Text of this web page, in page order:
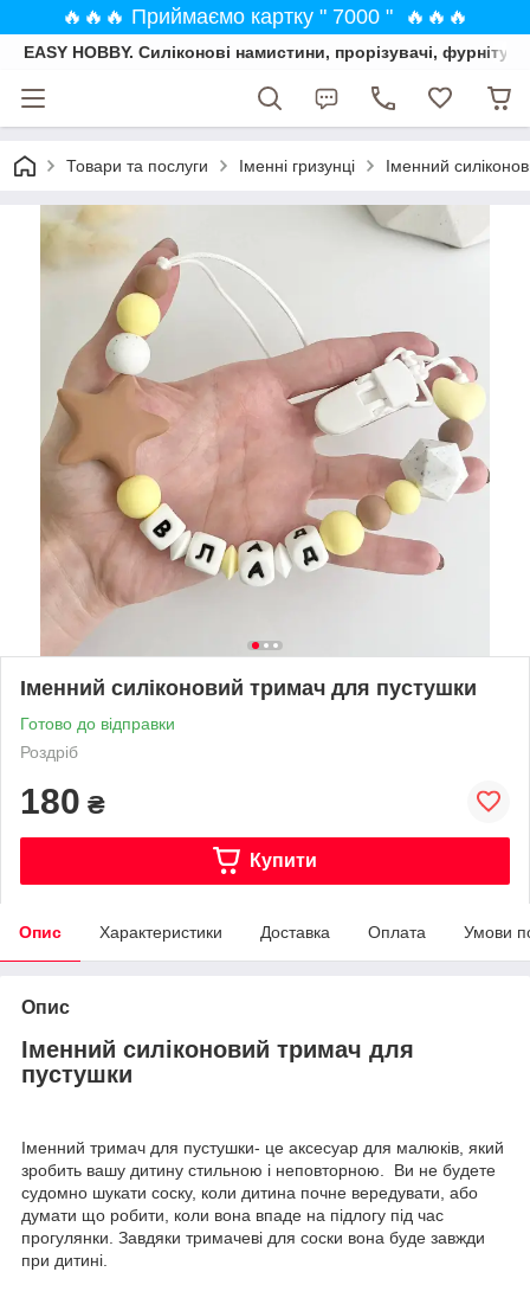
🔥🔥🔥 Приймаємо картку " 7000 " 🔥🔥🔥
EASY HOBBY. Силіконові намистини, прорізувачі,
Товари та послуги Іменні гризунці Іменний
Іменний силіконовий тримач для пустушки
Готово до відправки
Роздріб
180 ₴
Купити
Опис Характеристики Доставка Оплата Умови
Опис
Іменний силіконовий тримач для
пустушки
Іменний тримач для пустушки- це аксесуар для малюків, який
зробить вашу дитину стильною і неповторною. Ви не будете
судомно шукати соску, коли дитина почне вередувати, або
думати що робити, коли вона впаде на підлогу під час
прогулянки. Завдяки тримачеві для соски вона буде завжди
при дитині.